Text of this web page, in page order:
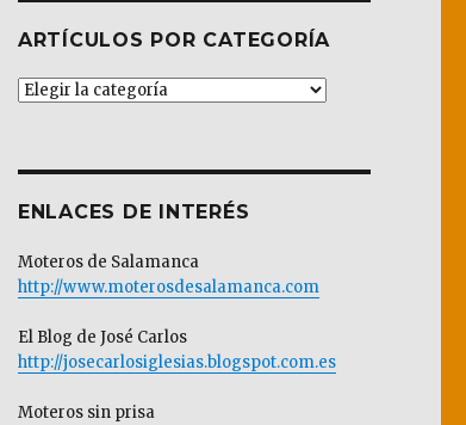
ARTÍCULOS POR CATEGORÍA
Artículos
ENLACES DE INTERÉS
Moteros de Salamanca
http://www.moterosdesalamanca.com
El Blog de José Carlos
http://josecarlosiglesias.blogspot.com.es
Moteros sin prisa